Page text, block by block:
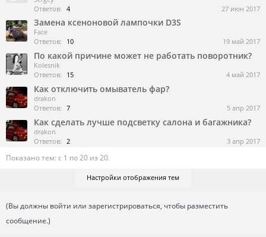
Ответов: 4 27 июн 2017
Замена ксеноновой лампочки D3S
Face
Ответов:
10 19 май 2017
По какой причине может не работать поворотник?
Kolesnik
Ответов:
15 4 май 2017
Как отключить омыватель фар?
drakon
Ответов: 7 5 апр 2017
Как сделать лучше подсветку салона и багажника?
drakon
Ответов: 2 3 апр 2017
Показано тем: с 1 по 20 из 20.
Настройки отображения тем
(Вы должны войти или зарегистрироваться, чтобы разместить
сообщение.)